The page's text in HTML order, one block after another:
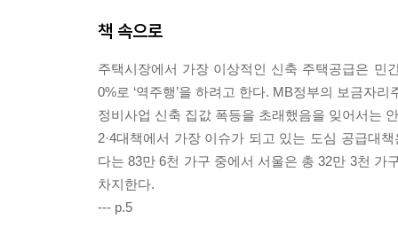
책 속으로
주택시장에서 가장 이상적인 신축 주택공급은 민
0%로 ‘역주행’을 하려고 한다. MB정부의 보금자
정비사업 신축 집값 폭등을 초래했음을 잊어서는
2·4대책에서 가장 이슈가 되고 있는 도심 공급대
다는 83만 6천 가구 중에서 서울은 총 32만 3천 가
차지한다.
--- p.5